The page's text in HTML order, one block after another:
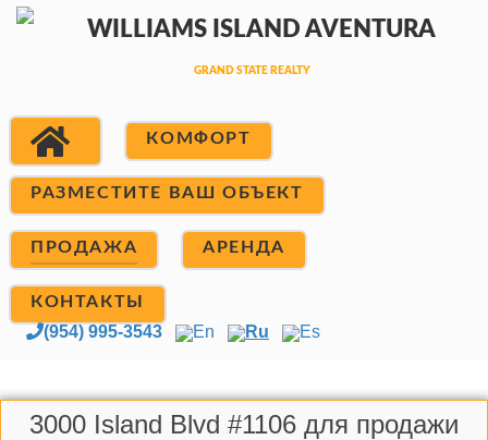
КОМФОРТ
РАЗМЕСТИТЕ ВАШ ОБЪЕКТ
ПРОДАЖА АРЕНДА
КОНТАКТЫ
(954) 995-3543 En Ru Es
3000 Island Blvd #1106 для продажи